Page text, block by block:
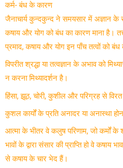
कर्म- बंध के कारण
जैनाचार्य कुन्दकुन्द ने समयसार में अज्ञान के
कषाय और योग को बंध का कारण माना है।
प्रमाद, कषाय और योग इन पाँच तत्वों को बंध
विपरीत श्रद्धा या तत्वज्ञान के अभाव को
न करना मिथ्यादर्शन है।
हिंसा, झूठ, चोरी, कुशील और परिग्रह से विरत
कुशल कार्यों के प्रति अनादर या अनास्था
आत्मा के भीतर वे कलुष परिणाम, जो कर्मों
भावों के द्वारा संसार की प्राप्ति हो वे
से कषाय के चार भेद हैं।